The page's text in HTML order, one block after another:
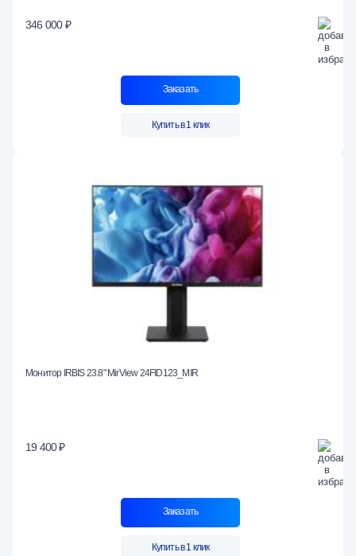
346 000 ₽
Заказать
Купить в 1 клик
Монитор IRBIS 23.8" MirView 24FID123_MIR
19 400 ₽
Заказать
Купить в 1 клик